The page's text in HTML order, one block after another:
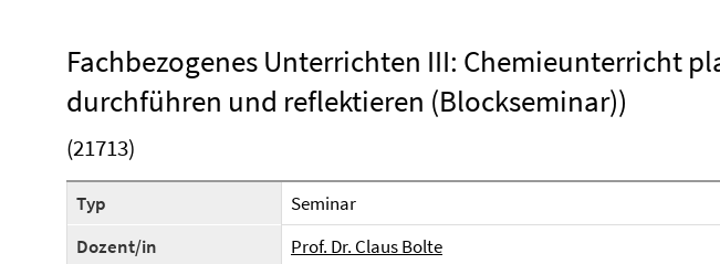
Fachbezogenes Unterrichten III: Chemieunterricht
durchführen und reflektieren (Blockseminar))
(21713)
Typ
Seminar
Dozent/in
Prof. Dr. Claus Bolte